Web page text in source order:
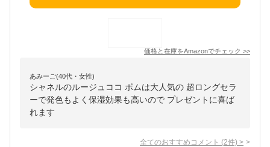
価格と在庫をAmazonでチェック >>
あみーご(40代・女性)
シャネルのルージュココ ボムは大人気の 超ロングセラ
ーで発色もよく保湿効果も高いので プレゼントに喜ば
れます
全てのおすすめコメント (2件) >